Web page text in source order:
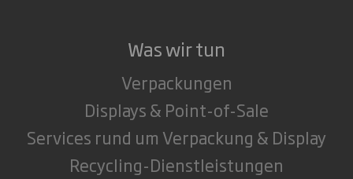
Was wir tun
Verpackungen
Displays & Point-of-Sale
Services rund um Verpackung & Display
Recycling-Dienstleistungen